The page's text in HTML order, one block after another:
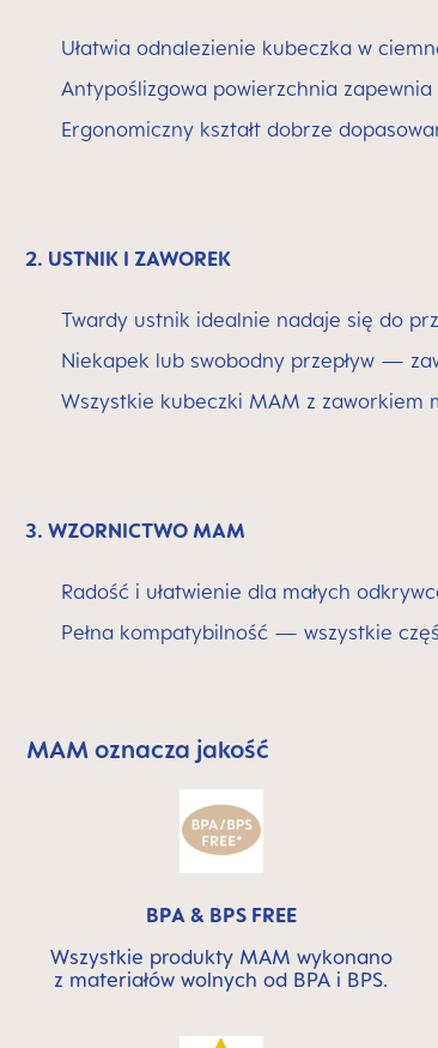
Ułatwia odnalezienie kubeczka w
Antypoślizgowa powierzchnia
Ergonomiczny kształt dobrze
2. USTNIK I ZAWOREK
Twardy ustnik idealnie nadaje się do
Niekapek lub swobodny przepływ —
Wszystkie kubeczki MAM z zaworkiem
3. WZORNICTWO MAM
Radość i ułatwienie dla małych
Pełna kompatybilność — wszystkie
Skip MAM Means Quality Icon Bar
MAM oznacza jakość
BPA & BPS FREE
Wszystkie produkty MAM wykonano
z materiałów wolnych od BPA i BPS.